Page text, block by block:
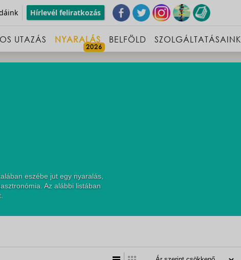
Hírlevél feliratkozás
UTAZÁS NYARALÁS BELFÖLD SZOLGÁLTATÁSAINK
eszébe jut egy nyaralás,
Az alábbi listában